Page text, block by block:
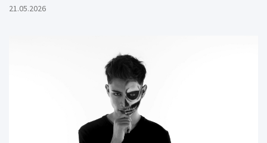
21.05.2026